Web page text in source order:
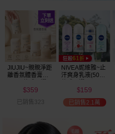
JIUJIU~親親淨距
離香氛體香膏
$359
已銷售323
NIVEA妮維雅~止
汗爽身乳液(50ml)
$159
已銷售2.1萬